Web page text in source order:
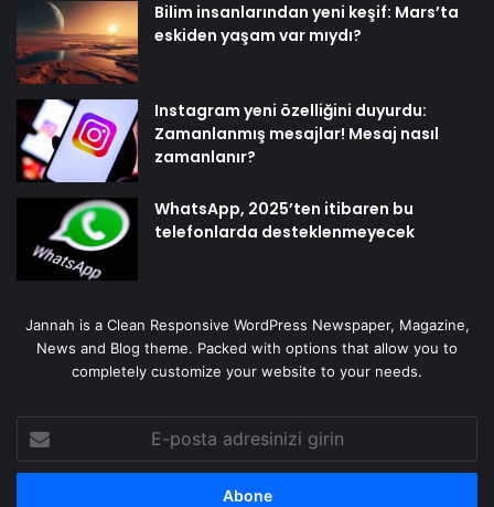
Bilim insanlarından yeni keşif: Mars’ta
eskiden yaşam var mıydı?
Instagram yeni özelliğini duyurdu:
Zamanlanmış mesajlar! Mesaj nasıl
zamanlanır?
WhatsApp, 2025’ten itibaren bu
telefonlarda desteklenmeyecek
Jannah is a Clean Responsive WordPress Newspaper, Magazine,
News and Blog theme. Packed with options that allow you to
completely customize your website to your needs.
posta
adresinizi